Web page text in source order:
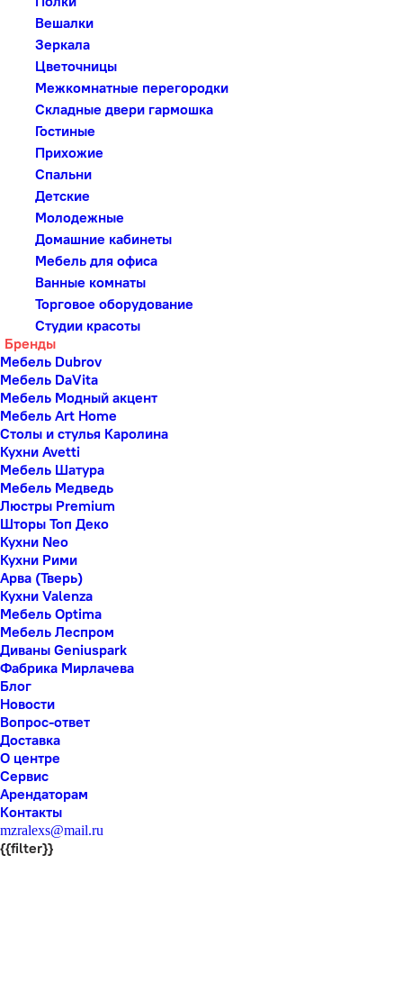
Вешалки
Зеркала
Цветочницы
Межкомнатные перегородки
Складные двери гармошка
Гостиные
Прихожие
Спальни
Детские
Молодежные
Домашние кабинеты
Мебель для офиса
Ванные комнаты
Торговое оборудование
Студии красоты
Бренды
Мебель Dubrov
Мебель DaVita
Мебель Модный акцент
Мебель Art Home
Столы и стулья Каролина
Кухни Avetti
Мебель Шатура
Мебель Медведь
Люстры Premium
Шторы Топ Деко
Кухни Neo
Кухни Рими
Арва (Тверь)
Кухни Valenza
Мебель Optima
Мебель Леспром
Диваны Geniuspark
Фабрика Мирлачева
Блог
Новости
Вопрос-ответ
Доставка
О центре
Сервис
Арендаторам
Контакты
mzralexs@mail.ru
{{filter}}